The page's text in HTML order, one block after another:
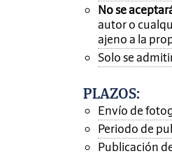
No se
autor o
ajeno a la
Solo se
PLAZOS:
Envío de
Periodo de
Publicación